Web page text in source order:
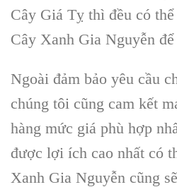
Cây Giá Tỵ thì đều có
Cây Xanh Gia Nguyễn
Ngoài đảm bảo yêu cầu
chúng tôi cũng cam kết
hàng mức giá phù hợp
được lợi ích cao nhất có
Xanh Gia Nguyễn cũng